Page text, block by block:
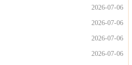
2026-07-06
2026-07-06
2026-07-06
2026-07-06